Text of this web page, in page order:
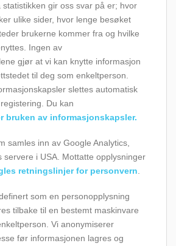
statistikken gir oss svar på er; hvor
ulike sider, hvor lenge besøket
brukerne kommer fra og hvilke
Ingen av
gjør at vi kan knytte informasjon
til deg som enkeltperson.
slettes automatisk
Du kan
bruken av informasjonskapsler.
samles inn av Google Analytics,
servere i USA. Mottatte opplysninger
retningslinjer for personvern
som en personopplysning
tilbake til en bestemt maskinvare
Vi anonymiserer
før informasjonen lagres og